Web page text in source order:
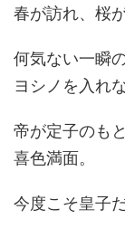
春が訪れ、桜
何気ない一瞬
ヨシノを入れ
帝が定子のも
喜色満面。
今度こそ皇子